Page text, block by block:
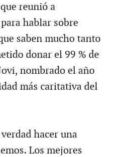
reunió a
hablar sobre
saben mucho tanto
donar el 99 % de
nombrado el año
más caritativa del
hacer una
Los mejores